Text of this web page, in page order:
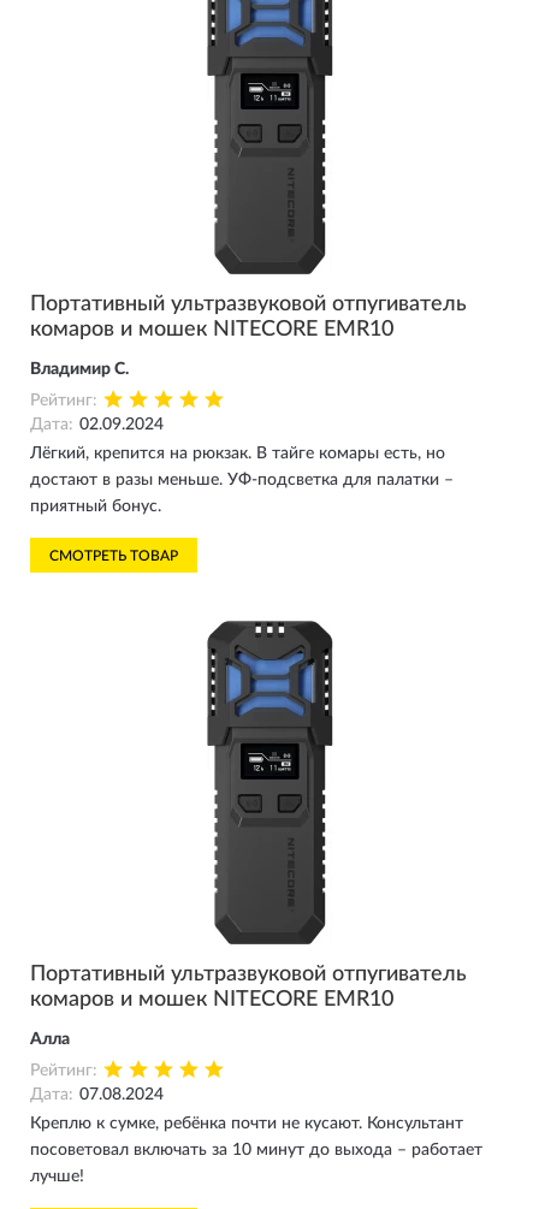
Портативный ультразвуковой отпугиватель
комаров и мошек NITECORE EMR10
Владимир С.
Рейтинг:
Дата: 02.09.2024
Лёгкий, крепится на рюкзак. В тайге комары есть, но
достают в разы меньше. УФ-подсветка для палатки –
приятный бонус.
СМОТРЕТЬ ТОВАР
Портативный ультразвуковой отпугиватель
комаров и мошек NITECORE EMR10
Алла
Рейтинг:
Дата: 07.08.2024
Креплю к сумке, ребёнка почти не кусают. Консультант
посоветовал включать за 10 минут до выхода – работает
лучше!